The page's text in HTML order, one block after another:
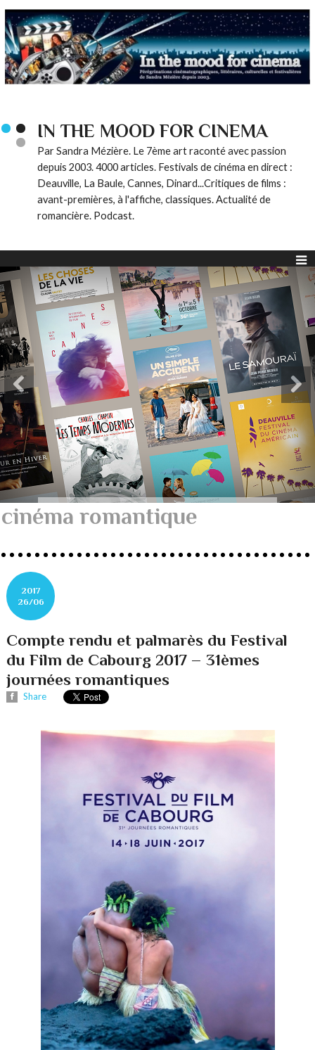
IN THE MOOD FOR CINEMA
Par Sandra Mézière. Le 7ème art raconté avec passion
depuis 2003. 4000 articles. Festivals de cinéma en direct :
Deauville, La Baule, Cannes, Dinard...Critiques de films :
avant-premières, à l'affiche, classiques. Actualité de
romancière. Podcast.
cinéma romantique
2017
26/06
Compte rendu et palmarès du Festival
du Film de Cabourg 2017 – 31èmes
journées romantiques
Share